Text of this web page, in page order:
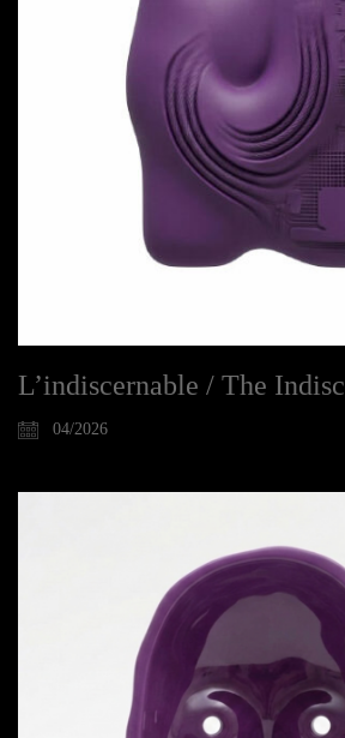
L’indiscernable / The
04/2026